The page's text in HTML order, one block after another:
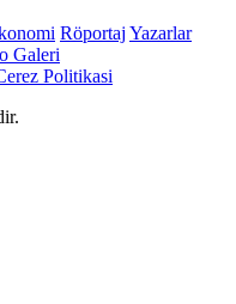
Röportaj Yazarlar
Galeri
Politikasi